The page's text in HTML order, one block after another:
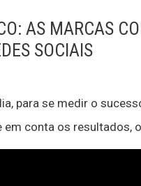
AS MARCAS
SOCIAIS
para se medir o
em conta os resultados,